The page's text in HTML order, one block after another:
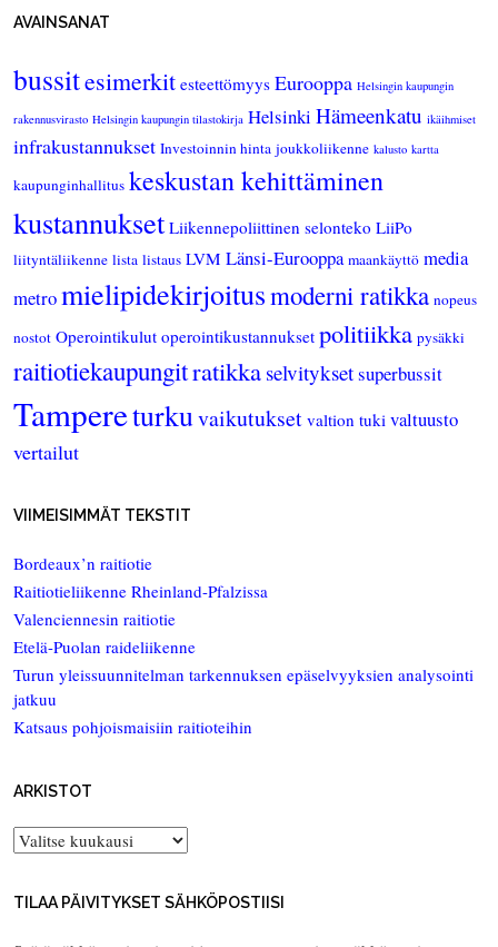
AVAINSANAT
bussitesimerkit esteettömyys Eurooppa Helsingin kaupungin
rakennusvirasto Helsingin kaupungin tilastokirja Helsinki Hämeenkatu ikäihmiset
infrakustannukset Investoinnin hinta joukkoliikenne kalusto kartta
kaupunginhallitus keskustan kehittäminen
kustannukset Liikennepoliittinen selonteko LiiPo
liityntäliikenne lista listaus LVM Länsi-Eurooppa maankäyttö media
metromielipidekirjoitusmoderni ratikka nopeus
nostot Operointikulut operointikustannukset politiikka pysäkki
raitiotiekaupungitratikka selvityksetsuperbussit
Tampereturkuvaikutukset valtion tuki valtuusto
vertailut
VIIMEISIMMÄT TEKSTIT
Bordeaux’n raitiotie
Raitiotieliikenne Rheinland-Pfalzissa
Valenciennesin raitiotie
Etelä-Puolan raideliikenne
Turun yleissuunnitelman tarkennuksen epäselvyyksien analysointi
jatkuu
Katsaus pohjoismaisiin raitioteihin
ARKISTOT
Arkistot
TILAA PÄIVITYKSET SÄHKÖPOSTIISI